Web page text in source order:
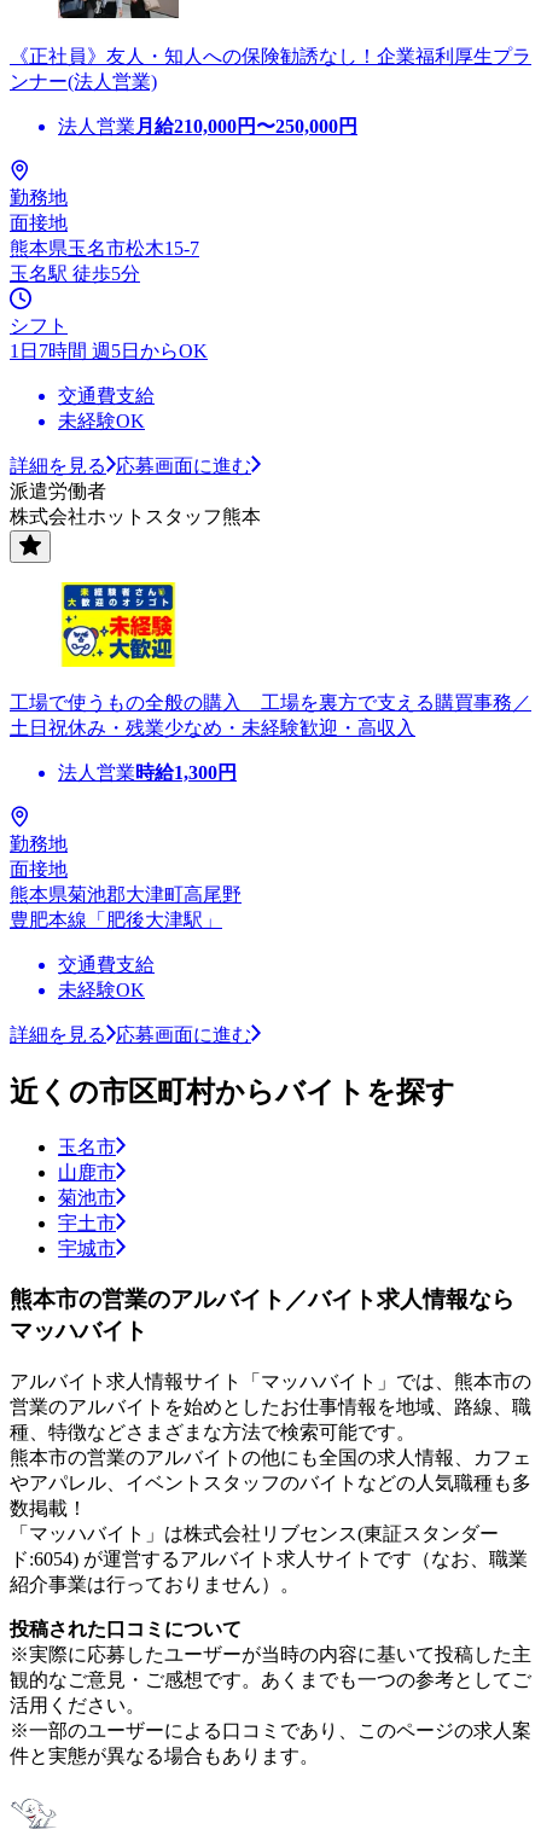
《正社員》友人・知人への保険勧誘なし！企業福利厚生プラ
ンナー(法人営業)
法人営業 月給210,000円〜250,000円
勤務地
面接地
熊本県玉名市松木15-7
玉名駅 徒歩5分
シフト
1日7時間 週5日からOK
交通費支給
未経験OK
詳細を見る
応募画面に進む
派遣労働者
株式会社ホットスタッフ熊本
工場で使うもの全般の購入 工場を裏方で支える購買事務／
土日祝休み・残業少なめ・未経験歓迎・高収入
法人営業時給1,300円
勤務地
面接地
熊本県菊池郡大津町高尾野
豊肥本線「肥後大津駅」
交通費支給
未経験OK
詳細を見る 応募画面に進む
近くの市区町村からバイトを探す
玉名市
山鹿市
菊池市
宇土市
宇城市
熊本市の営業のアルバイト／バイト求人情報なら
マッハバイト
アルバイト求人情報サイト「マッハバイト」では、熊本市の
営業のアルバイトを始めとしたお仕事情報を地域、路線、職
種、特徴などさまざまな方法で検索可能です。
熊本市の営業のアルバイトの他にも全国の求人情報、カフェ
やアパレル、イベントスタッフのバイトなどの人気職種も多
数掲載！
「マッハバイト」は株式会社リブセンス(東証スタンダー
ド:6054) が運営するアルバイト求人サイトです（なお、職業
紹介事業は行っておりません）。
投稿された口コミについて
※実際に応募したユーザーが当時の内容に基いて投稿した主
観的なご意見・ご感想です。あくまでも一つの参考としてご
活用ください。
※一部のユーザーによる口コミであり、このページの求人案
件と実態が異なる場合もあります。